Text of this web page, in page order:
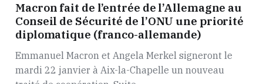
Macron fait de l’entrée de l’Allemagne au
Conseil de Sécurité de l’ONU une priorité
diplomatique (franco-allemande)
Emmanuel Macron et Angela Merkel signeront le
mardi 22 janvier à Aix-la-Chapelle un nouveau